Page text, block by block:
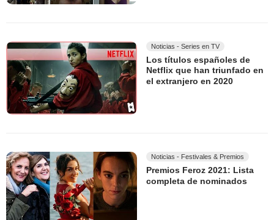
Noticias - Series en TV
Los títulos españoles de
Netflix que han triunfado en
el extranjero en 2020
Noticias - Festivales & Premios
Premios Feroz 2021: Lista
completa de nominados